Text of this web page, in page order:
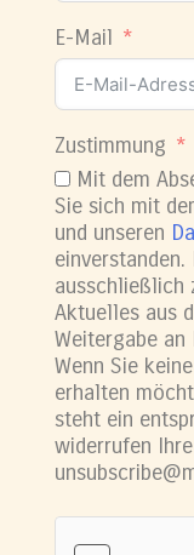
E-Mail
Zustimmung
Mit dem
Sie sich mit
und unseren
ausschließlich
Aktuelles aus
Weitergabe
Wenn Sie
erhalten
steht ein
widerrufen